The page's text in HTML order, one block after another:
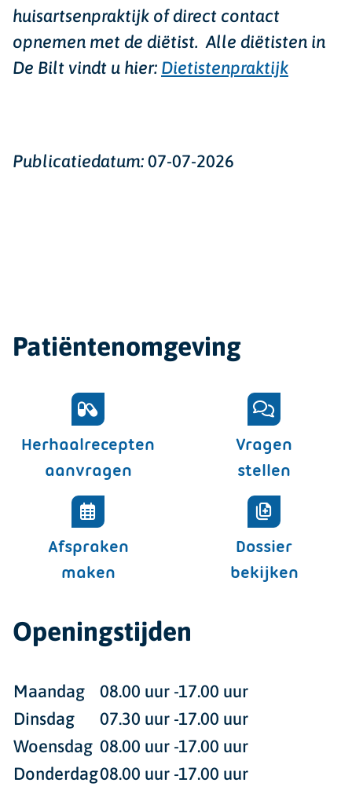
huisartsenpraktijk of direct contact
opnemen met de diëtist. Alle diëtisten in
De Bilt vindt u hier: Dietistenpraktijk
Publicatiedatum:07-07-2026
Patiëntenomgeving
Herhaalrecepten
aanvragen
Vragen
stellen
Afspraken
maken
Dossier
bekijken
Openingstijden
Maandag
08.00 uur -17.00 uur
Dinsdag
07.30 uur -17.00 uur
Woensdag 08.00 uur -17.00 uur
Donderdag08.00 uur -17.00 uur